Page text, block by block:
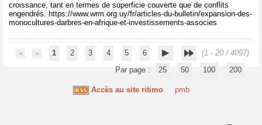
croissance, tant en termes de superficie couverte que de conflits
engendrés. https://www.wrm.org.uy/fr/articles-du-bulletin/expansion-des-
monocultures-darbres-en-afrique-et-investissements-associes
1 2 3 4 5 6
(1 - 20 / 4097)
Par page :
25 50 100 200
Accès au site ritimo pmb